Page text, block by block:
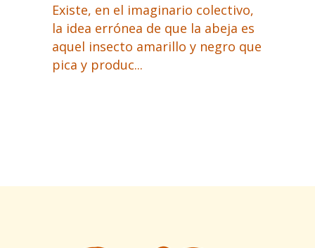
Existe, en el imaginario colectivo,
la idea errónea de que la abeja es
aquel insecto amarillo y negro que
pica y produc...